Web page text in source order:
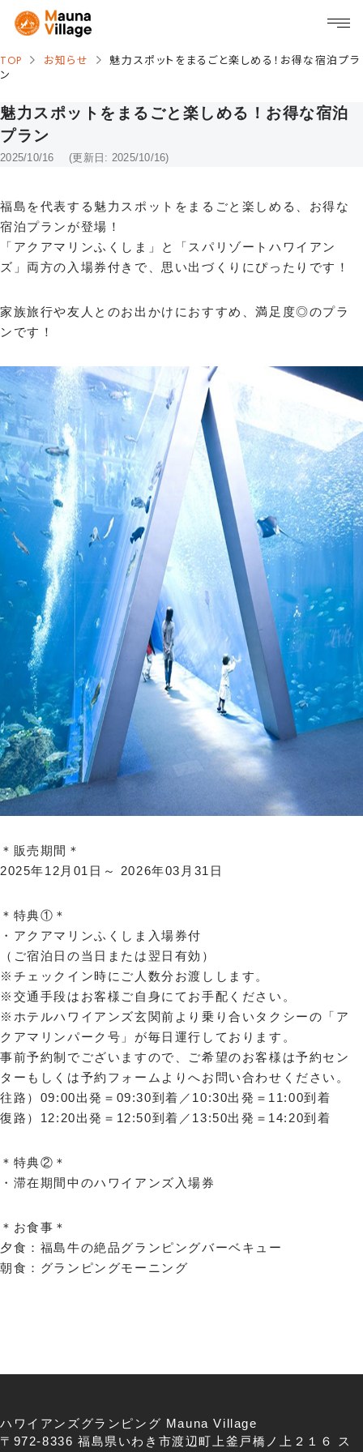
TOP お知らせ
魅力スポットをまるごと楽しめる！お得な宿泊プラ
ン
魅力スポットをまるごと楽しめる！お得な宿泊
プラン
2025/10/16 (更新日: 2025/10/16)
福島を代表する魅力スポットをまるごと楽しめる、お得な
宿泊プランが登場！
「アクアマリンふくしま」と「スパリゾートハワイアン
ズ」両方の入場券付きで、思い出づくりにぴったりです！
家族旅行や友人とのお出かけにおすすめ、満足度◎のプラ
ンです！
＊販売期間＊
2025年12月01日～ 2026年03月31日
＊特典①＊
・アクアマリンふくしま入場券付
（ご宿泊日の当日または翌日有効）
※チェックイン時にご人数分お渡しします。
※交通手段はお客様ご自身にてお手配ください。
※ホテルハワイアンズ玄関前より乗り合いタクシーの「ア
クアマリンパーク号」が毎日運行しております。
事前予約制でございますので、ご希望のお客様は予約セン
ターもしくは予約フォームよりへお問い合わせください。
往路）09:00出発＝09:30到着／10:30出発＝11:00到着
復路）12:20出発＝12:50到着／13:50出発＝14:20到着
＊特典②＊
・滞在期間中のハワイアンズ入場券
＊お食事＊
夕食：福島牛の絶品グランピングバーベキュー
朝食：グランピングモーニング
ハワイアンズグランピング Mauna Village
〒972-8336 福島県いわき市渡辺町上釜戸橋ノ上２１６ ス